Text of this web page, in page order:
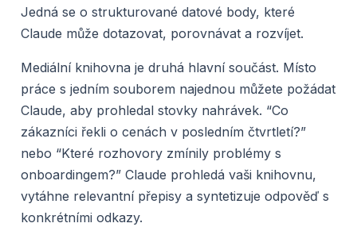
Jedná se o strukturované datové body, které
Claude může dotazovat, porovnávat a rozvíjet.
Mediální knihovna je druhá hlavní součást. Místo
práce s jedním souborem najednou můžete požádat
Claude, aby prohledal stovky nahrávek. “Co
zákazníci řekli o cenách v posledním čtvrtletí?”
nebo “Které rozhovory zmínily problémy s
onboardingem?” Claude prohledá vaši knihovnu,
vytáhne relevantní přepisy a syntetizuje odpověď s
konkrétními odkazy.